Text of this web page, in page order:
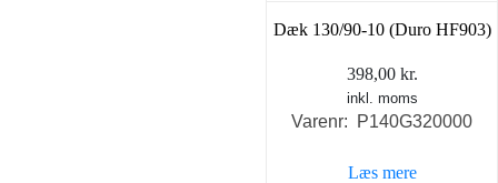
Dæk 130/90-10 (Duro HF903)
398,00 kr.
inkl. moms
Varenr: P140G320000
Læs mere